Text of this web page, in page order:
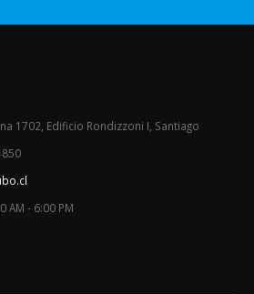
1702, Edificio Rondizzoni I, Santiago
AM - 6:00 PM